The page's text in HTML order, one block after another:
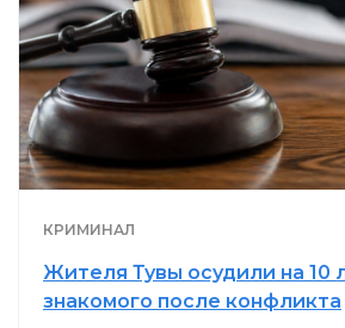
КРИМИНАЛ
Жителя Тувы осудили на 10
знакомого после конфликта